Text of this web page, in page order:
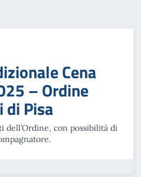
Cena
– Ordine
di Pisa
dell’Ordine, con possibilità di